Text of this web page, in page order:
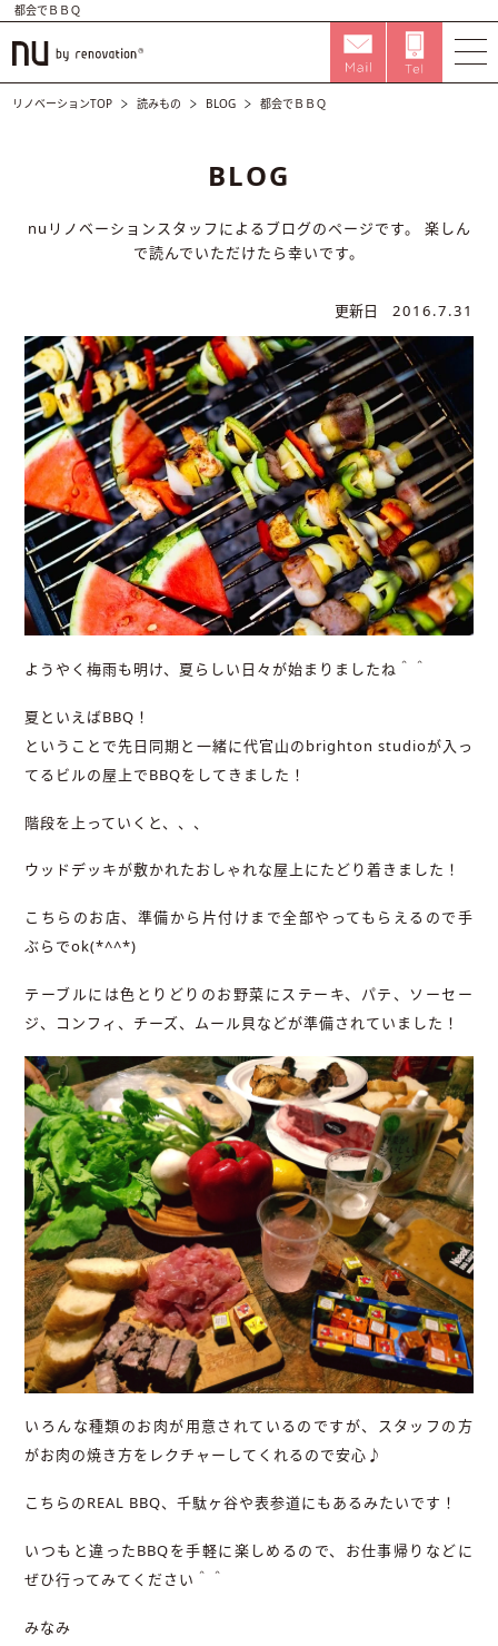
都会でＢＢＱ
リノベーションTOP 読みもの BLOG 都会でＢＢＱ
BLOG
nuリノベーションスタッフによるブログのページです。
楽しん
で読んでいただけたら幸いです。
更新日 2016.7.31
ようやく梅雨も明け、夏らしい日々が始まりましたね＾＾
夏といえばBBQ！
ということで先日同期と一緒に代官山のbrighton studioが入っ
てるビルの屋上でBBQをしてきました！
階段を上っていくと、、、
ウッドデッキが敷かれたおしゃれな屋上にたどり着きました！
こちらのお店、準備から片付けまで全部やってもらえるので手
ぶらでok(*^^*)
テーブルには色とりどりのお野菜にステーキ、パテ、ソーセー
ジ、コンフィ、チーズ、ムール貝などが準備されていました！
いろんな種類のお肉が用意されているのですが、スタッフの方
がお肉の焼き方をレクチャーしてくれるので安心♪
こちらのREAL BBQ、千駄ヶ谷や表参道にもあるみたいです！
いつもと違ったBBQを手軽に楽しめるので、お仕事帰りなどに
ぜひ行ってみてください＾＾
みなみ